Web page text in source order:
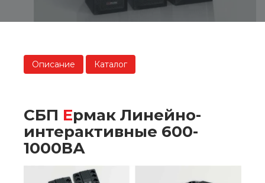
Описание Каталог
СБП Ермак Линейно-
интерактивные 600-
1000ВА